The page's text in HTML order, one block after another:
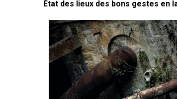
Charges
Conseil
Règles
Procès
État des lieux des bons gestes en